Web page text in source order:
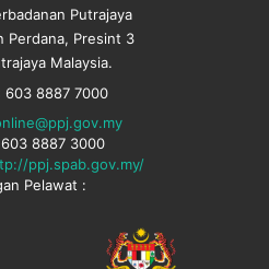
Putrajaya
Perdana, Presint 3
Malaysia.
603 8887 7000
8887 3000
ppj.spab.gov.my/
Pelawat :